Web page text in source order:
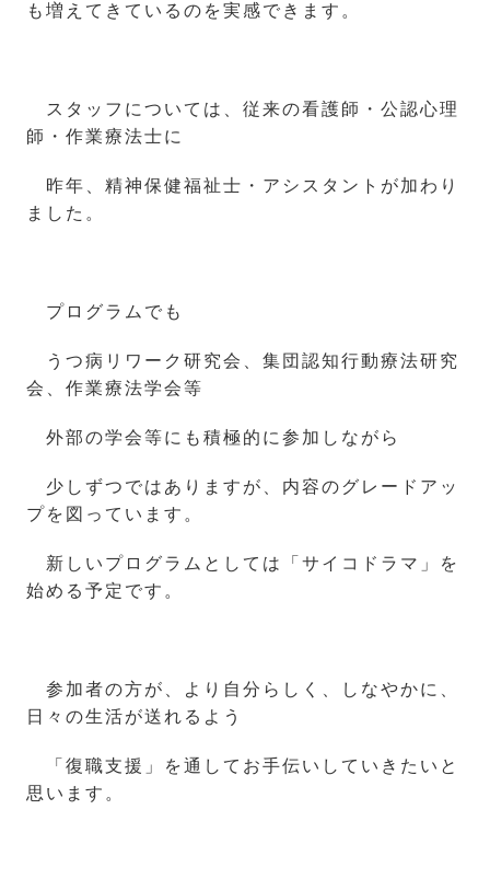
も増えてきているのを実感できます。
スタッフについては、従来の看護師・公認心理
師・作業療法士に
昨年、精神保健福祉士・アシスタントが加わり
ました。
プログラムでも
うつ病リワーク研究会、集団認知行動療法研究
会、作業療法学会等
外部の学会等にも積極的に参加しながら
少しずつではありますが、内容のグレードアッ
プを図っています。
新しいプログラムとしては「サイコドラマ」を
始める予定です。
参加者の方が、より自分らしく、しなやかに、
日々の生活が送れるよう
「復職支援」を通してお手伝いしていきたいと
思います。